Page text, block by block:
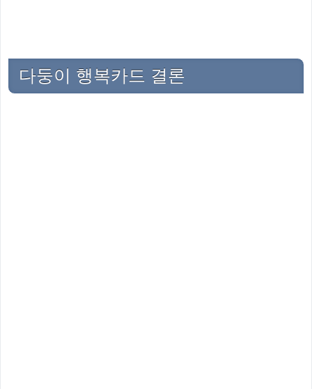
다둥이 행복카드 결론